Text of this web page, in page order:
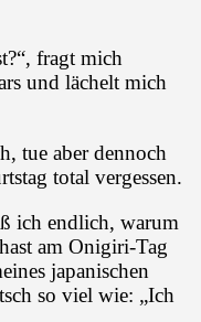
fragt mich
und lächelt mich
tue aber dennoch
total vergessen.
ich endlich, warum
am Onigiri-Tag
japanischen
so viel wie: „Ich